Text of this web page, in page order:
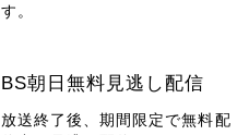
す。
BS朝日無料見逃し配信
放送終了後、期間限定で無料配